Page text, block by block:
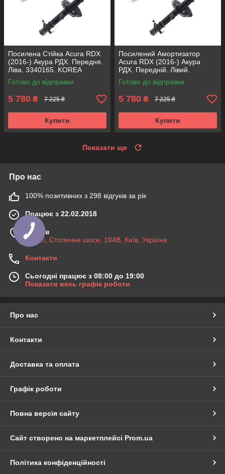
Посилена Стійка Acura RDX
(2016-) Акура РДХ. Передня.
Ліва. 3340165. KOREA
Аксусс!
Готово до відправки
5 780 ₴ 7 225 ₴
Купити
Посилений Амортизатор
Acura RDX (2016-) Акура
РДХ. Передній. Лівий.
3340165. KOREA Аксусс!
Готово до відправки
5 780 ₴ 7 225 ₴
Купити
Показати ще
Про нас
100% позитивних з 298 відгуків за рік
Працює з 22.02.2018
м. Київ
03045, Столичне шосе, 104B, Київ, Україна
Контакти
Сьогодні працює з 08:00 до 19:00
Показати весь графік роботи
Про нас
Контакти
Доставка та оплата
Графік роботи
Повна версія сайту
Сайт створено на маркетплейсі Prom.ua
Політика конфіденційності